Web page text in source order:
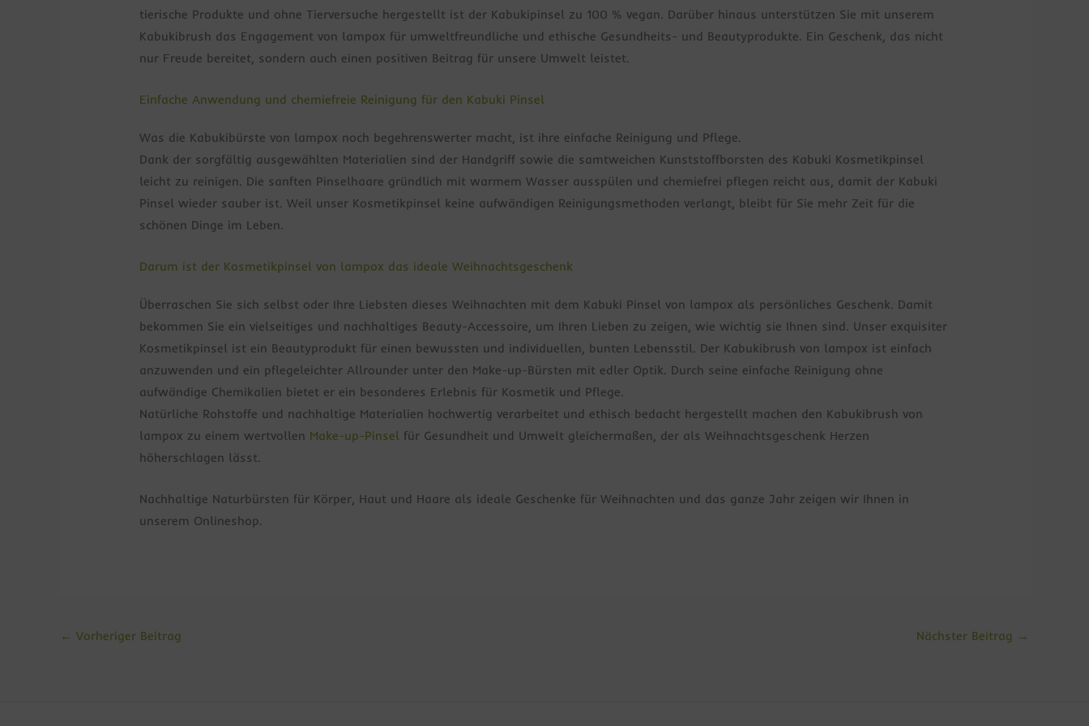
tierische Produkte und ohne Tierversuche hergestellt ist der Kabukipinsel zu 100 % vegan. Darüber hinaus unterstützen Sie mit unserem
Kabukibrush das Engagement von lampox für umweltfreundliche und ethische Gesundheits- und Beautyprodukte. Ein Geschenk, das nicht
nur Freude bereitet, sondern auch einen positiven Beitrag für unsere Umwelt leistet.
Einfache Anwendung und chemiefreie Reinigung für den Kabuki Pinsel
Was die Kabukibürste von lampox noch begehrenswerter macht, ist ihre einfache Reinigung und Pflege.
Dank der sorgfältig ausgewählten Materialien sind der Handgriff sowie die samtweichen Kunststoffborsten des Kabuki Kosmetikpinsel
leicht zu reinigen. Die sanften Pinselhaare gründlich mit warmem Wasser ausspülen und chemiefrei pflegen reicht aus, damit der Kabuki
Pinsel wieder sauber ist. Weil unser Kosmetikpinsel keine aufwändigen Reinigungsmethoden verlangt, bleibt für Sie mehr Zeit für die
schönen Dinge im Leben.
Darum ist der Kosmetikpinsel von lampox das ideale Weihnachtsgeschenk
Überraschen Sie sich selbst oder Ihre Liebsten dieses Weihnachten mit dem Kabuki Pinsel von lampox als persönliches Geschenk. Damit
bekommen Sie ein vielseitiges und nachhaltiges Beauty-Accessoire, um Ihren Lieben zu zeigen, wie wichtig sie Ihnen sind. Unser exquisiter
Kosmetikpinsel ist ein Beautyprodukt für einen bewussten und individuellen, bunten Lebensstil. Der Kabukibrush von lampox ist einfach
anzuwenden und ein pflegeleichter Allrounder unter den Make-up-Bürsten mit edler Optik. Durch seine einfache Reinigung ohne
aufwändige Chemikalien bietet er ein besonderes Erlebnis für Kosmetik und Pflege.
Natürliche Rohstoffe und nachhaltige Materialien hochwertig verarbeitet und ethisch bedacht hergestellt machen den Kabukibrush von
lampox zu einem wertvollen Make-up-Pinsel für Gesundheit und Umwelt gleichermaßen, der als Weihnachtsgeschenk Herzen
höherschlagen lässt.
Nachhaltige Naturbürsten für Körper, Haut und Haare als ideale Geschenke für Weihnachten und das ganze Jahr zeigen wir Ihnen in
unserem Onlineshop.
← Vorheriger Beitrag Nächster Beitrag →